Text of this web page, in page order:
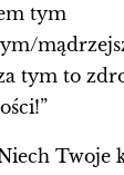
tym
tym to
Twoje